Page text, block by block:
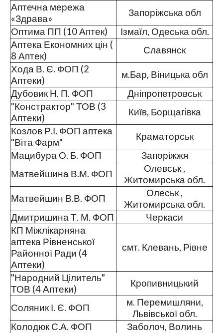
Аптечна мережа
«Здрава»
Запоріжська обл
Оптима ПП (10 Аптек)
Ізмаїл, Одеська обл.
Аптека Економних цін (
8 Аптек)
Славянск
Хода В. Є. ФОП (2
Аптеки)
м.Бар, Віницька обл
Дубовик Н. П. ФОП
Дніпропетровськ
"Констрактор" ТОВ (3
Аптеки)
Київ, Борщагівка
Козлов Р.І. ФОП аптека
"Віта Фарм"
Краматорськ
Мацибура О. Б. ФОП
Запоріжжя
Матвейшина В.М. ФОП
Олевськ ,
Житомирська обл.
Матвейшин В.В. ФОП
Олеськ ,
Житомирська обл.
Дмитришина Т. М. ФОП
Черкаси
КП Міжлікарняна
аптека Рівненської
Районної Ради (4
Аптеки)
смт. Клевань, Рівне
"Народний Цілитель"
ТОВ (4 Аптеки)
Кропивницький
Соляник І. Є. ФОП
м. Перемишляни,
Львівської обл.
Колодюк С.А. ФОП
Заболоч, Волинь